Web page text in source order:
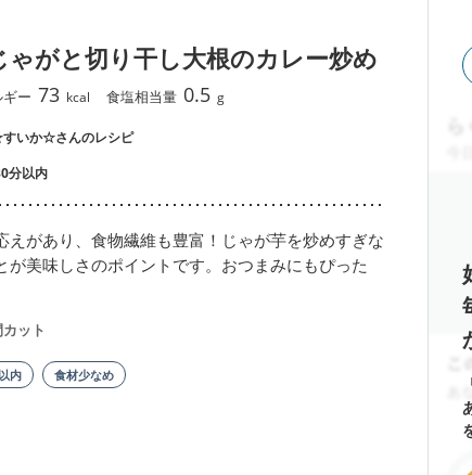
ゃがと切り干し大根のカレー炒め
ー 73 kcal 食塩相当量 0.5 g
いか☆さんのレシピ
分以内
えがあり、食物繊維も豊富！じゃが芋を炒めすぎな
が美味しさのポイントです。おつまみにもぴった
ット
内 食材少なめ